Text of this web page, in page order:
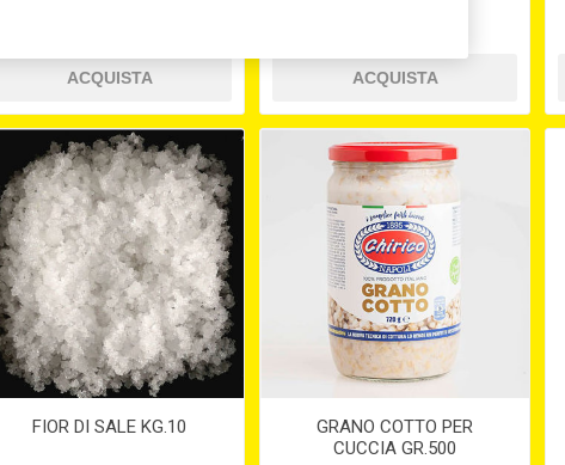
FIOR DI SALE KG.10
GRANO COTTO PER
CUCCIA GR.500